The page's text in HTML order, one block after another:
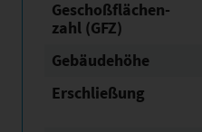
Geschoßflächen­
zahl (GFZ)
Gebäudehöhe
Erschließung